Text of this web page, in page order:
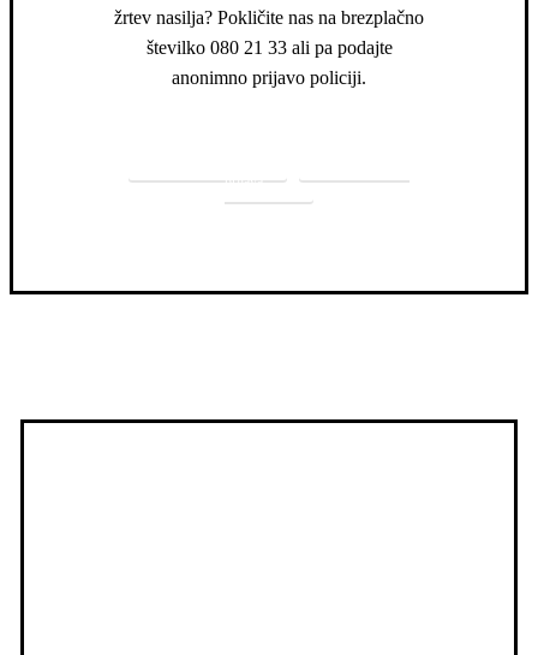
žrtev nasilja? Pokličite nas na brezplačno
številko 080 21 33 ali pa podajte
anonimno prijavo policiji.
prijava